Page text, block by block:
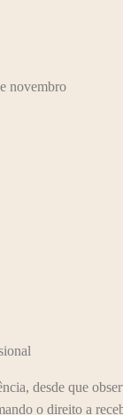
novembro
desde que
o direito a